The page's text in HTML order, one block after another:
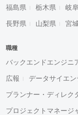
福島県 栃木県 岐
長野県 山梨県 宮
職種
バックエンドエンジニ
広報 データサイエン
プランナー・ディレク
プロジェクトマネージ